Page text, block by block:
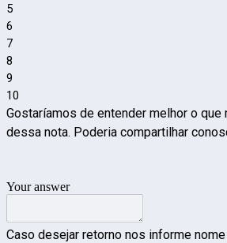
5
6
7
8
9
10
Gostaríamos de entender melhor o
dessa nota. Poderia compartilhar
Your answer
Caso desejar retorno nos informe